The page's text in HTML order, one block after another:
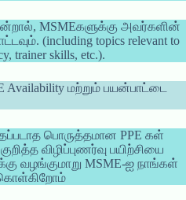
MSMEகளுக்கு அவர்களின்
(including topics relevant to
trainer skills, etc.).
Availability மற்றும் பயன்பாட்டை
பொருத்தமான PPE கள்
விழிப்புணர்வு பயிற்சியை
வழங்குமாறு MSME-ஐ நாங்கள்